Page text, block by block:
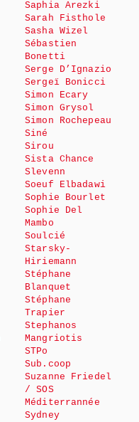
Saphia Arezki
Sarah Fisthole
Sasha Wizel
Sébastien
Bonetti
Serge D’Ignazio
Sergeï Bonicci
Simon Ecary
Simon Grysol
Simon Rochepeau
Siné
Sirou
Sista Chance
Slevenn
Soeuf Elbadawi
Sophie Bourlet
Sophie Del
Mambo
Soulcié
Starsky-
Hiriemann
Stéphane
Blanquet
Stéphane
Trapier
Stephanos
Mangriotis
STPo
Sub.coop
Suzanne Friedel
/ SOS
Méditerrannée
Sydney